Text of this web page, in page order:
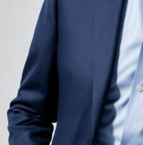
Pardoseala joacă un rol
sunete, mai ales în
cameră și baie sau
proprietăți
zgomotului către
inferioare, un aspect
vechi, cu structuri care
pentru izolare fonică